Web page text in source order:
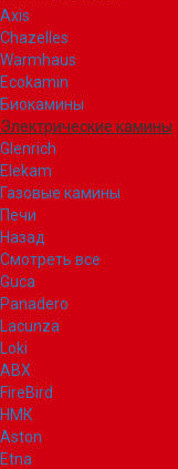
Axis
Chazelles
Warmhaus
Ecokamin
Биокамины
Электрические камины
Glenrich
Elekam
Газовые камины
Печи
Назад
Смотреть все
Guca
Panadero
Lacunza
Loki
ABX
FireBird
НМК
Aston
Etna